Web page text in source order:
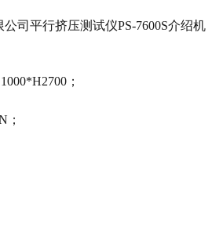
司平行挤压测试仪PS-7600S介绍机
；
；